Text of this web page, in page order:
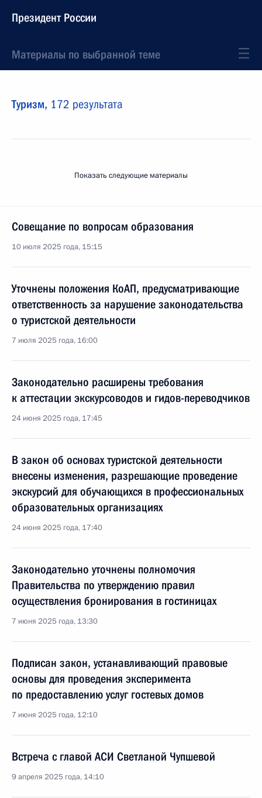
Президент России
Материалы по выбранной теме
Туризм, 172 результата
Показать следующие материалы
Совещание по вопросам образования
10 июля 2025 года, 15:15
Уточнены положения КоАП, предусматривающие
ответственность за нарушение законодательства
о туристской деятельности
7 июля 2025 года, 16:00
Законодательно расширены требования
к аттестации экскурсоводов и гидов-переводчиков
24 июня 2025 года, 17:45
В закон об основах туристской деятельности
внесены изменения, разрешающие проведение
экскурсий для обучающихся в профессиональных
образовательных организациях
24 июня 2025 года, 17:40
Законодательно уточнены полномочия
Правительства по утверждению правил
осуществления бронирования в гостиницах
7 июня 2025 года, 13:30
Подписан закон, устанавливающий правовые
основы для проведения эксперимента
по предоставлению услуг гостевых домов
7 июня 2025 года, 12:10
Встреча с главой АСИ Светланой Чупшевой
9 апреля 2025 года, 14:10